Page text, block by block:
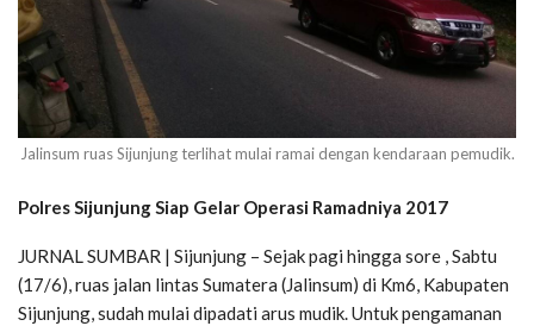
Jalinsum ruas Sijunjung terlihat mulai ramai dengan kendaraan pemudik.
Polres Sijunjung Siap Gelar Operasi Ramadniya 2017
JURNAL SUMBAR | Sijunjung – Sejak pagi hingga sore , Sabtu
(17/6), ruas jalan lintas Sumatera (Jalinsum) di Km6, Kabupaten
Sijunjung, sudah mulai dipadati arus mudik. Untuk pengamanan